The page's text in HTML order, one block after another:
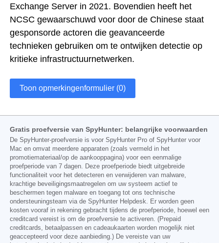
Exchange Server in 2021. Bovendien heeft het
NCSC gewaarschuwd voor door de Chinese staat
gesponsorde actoren die geavanceerde
technieken gebruiken om te ontwijken detectie op
kritieke infrastructuurnetwerken.
Toon opmerkingenformulier (0)
Gratis proefversie van SpyHunter: belangrijke voorwaarden
De SpyHunter-proefversie is voor SpyHunter Pro of SpyHunter voor
Mac en omvat meerdere apparaten (zoals vermeld in het
promotiemateriaal/op de aankooppagina) voor een eenmalige
proefperiode van 7 dagen. Deze proefperiode biedt uitgebreide
functionaliteit voor het detecteren en verwijderen van malware,
krachtige beveiligingsmaatregelen om uw systeem actief te
beschermen tegen malware en toegang tot ons technische
ondersteuningsteam via de SpyHunter Helpdesk. Er worden geen
kosten vooraf in rekening gebracht tijdens de proefperiode, hoewel een
creditcard vereist is om de proefversie te activeren. (Prepaid
creditcards, betaalpassen en cadeaukaarten worden mogelijk niet
geaccepteerd voor deze aanbieding.) De vereiste van uw